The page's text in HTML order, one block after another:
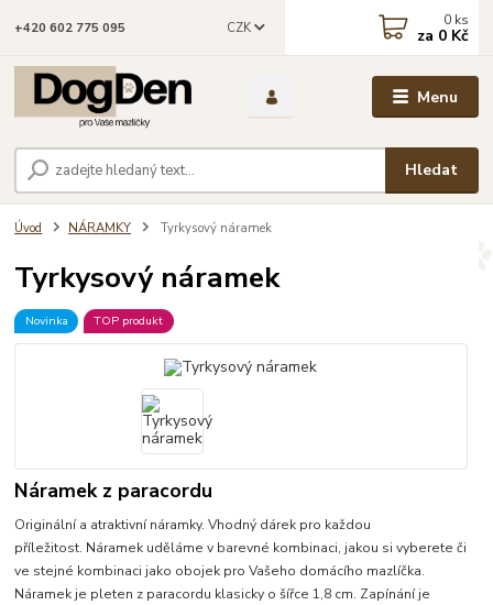
Menu
CZK
Hledat
+420 602 775 095 0 ks
za 0 Kč
Úvod NÁRAMKY Tyrkysový náramek
Tyrkysový náramek
Novinka TOP produkt
Náramek z paracordu
Originální a atraktivní náramky. Vhodný dárek pro každou
příležitost. Náramek uděláme v barevné kombinaci, jakou si vyberete či
ve stejné kombinaci jako obojek pro Vašeho domácího mazlíčka.
Náramek je pleten z paracordu klasicky o šířce 1,8 cm. Zapínání je